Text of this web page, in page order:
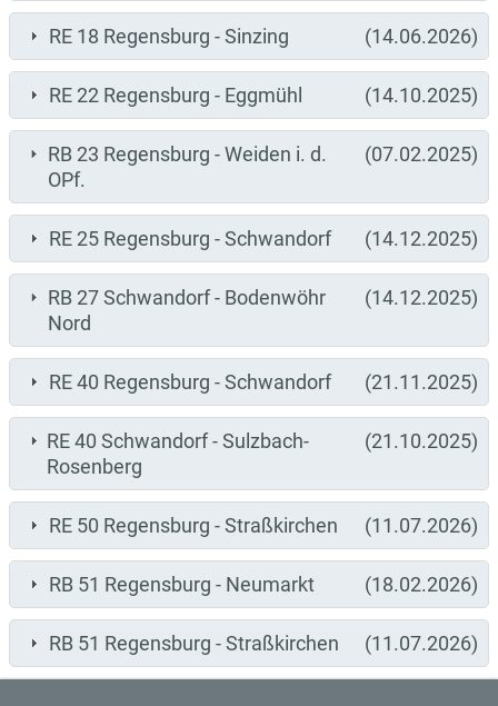
RE 18 Regensburg - Sinzing (14.06.2026)
RE 22 Regensburg - Eggmühl (14.10.2025)
RB 23 Regensburg - Weiden i. d.
OPf.
(07.02.2025)
RE 25 Regensburg - Schwandorf (14.12.2025)
RB 27 Schwandorf - Bodenwöhr
Nord
(14.12.2025)
RE 40 Regensburg - Schwandorf (21.11.2025)
RE 40 Schwandorf - Sulzbach-
Rosenberg
(21.10.2025)
RE 50 Regensburg - Straßkirchen (11.07.2026)
RB 51 Regensburg - Neumarkt (18.02.2026)
RB 51 Regensburg - Straßkirchen (11.07.2026)